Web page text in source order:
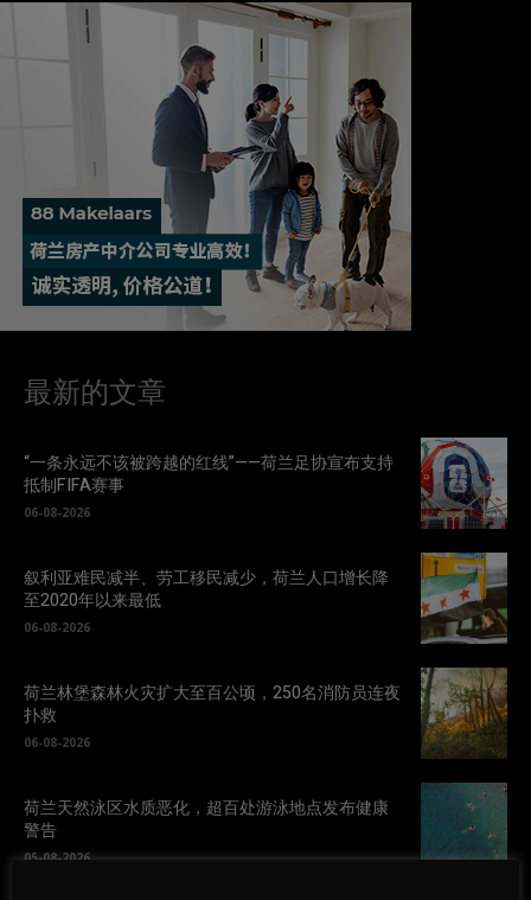
最新的文章
“一条永远不该被跨越的红线”——荷兰足协宣布支持
抵制FIFA赛事
06-08-2026
叙利亚难民减半、劳工移民减少，荷兰人口增长降
至2020年以来最低
06-08-2026
荷兰林堡森林火灾扩大至百公顷，250名消防员连夜
扑救
06-08-2026
荷兰天然泳区水质恶化，超百处游泳地点发布健康
警告
05-08-2026